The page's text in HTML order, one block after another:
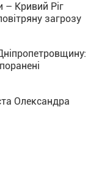
– Кривий Ріг
загрозу
Олександра